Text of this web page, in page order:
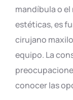
mandíbula o
estéticas, es
cirujano
equipo. La
conocer las